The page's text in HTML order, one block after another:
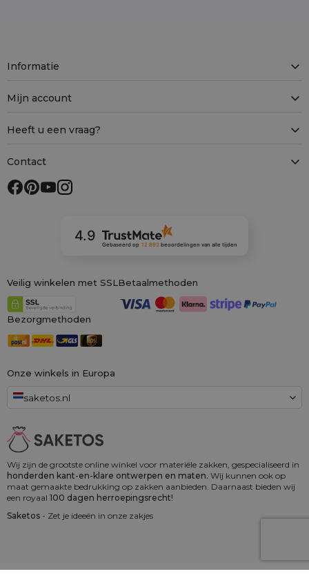
Wij zijn de grootste online winkel voor materiële zakken, gespecialiseerd in
honderden kant-en-klare ontwerpen en maten. Wij kunnen ook op
maat gemaakte bedrukking op zakken aanbieden. Daarnaast bieden wij
een royaal 100 dagen herroepingsrecht!
Saketos - Zet je ideeën in onze zakjes
Onze winkels in Europa
saketos.nl
Informatie
Mijn account
Heeft u een vraag?
Contact
4.9
Gebaseerd op 12 893 beoordelingenvan alle tijden
Veilig winkelen met SSL Betaalmethoden
Bezorgmethoden